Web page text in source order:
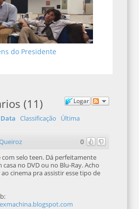
do Presidente
Logar
(11 )
Data Classificação
Última
0
com selo teen. Dá perfeitamente
casa no DVD ou no Blu-Ray. Acho
cinema pra assistir esse tipo de